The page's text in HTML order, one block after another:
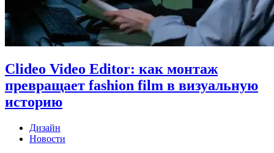
Clideo Video Editor: как монтаж
превращает fashion film в визуальную
историю
Дизайн
Новости